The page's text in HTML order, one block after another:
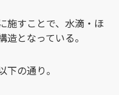
施すことで、水滴・ほ
となっている。
の通り。